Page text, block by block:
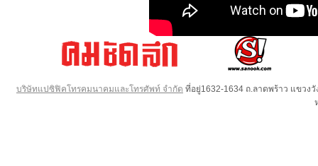
บริษัทแปซิฟิคโทรคมนาคมและโทรศัพท์ จำกัด ที่อยู่1632-1634 ถ.ลาดพร้าว แขวง